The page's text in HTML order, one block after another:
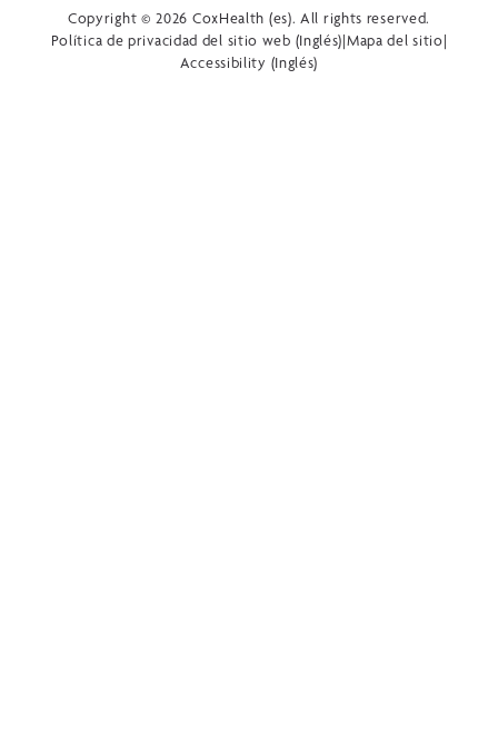
Copyright © 2026 CoxHealth (es). All rights reserved.
Política de privacidad del sitio web (Inglés)|Mapa del sitio|
Accessibility (Inglés)